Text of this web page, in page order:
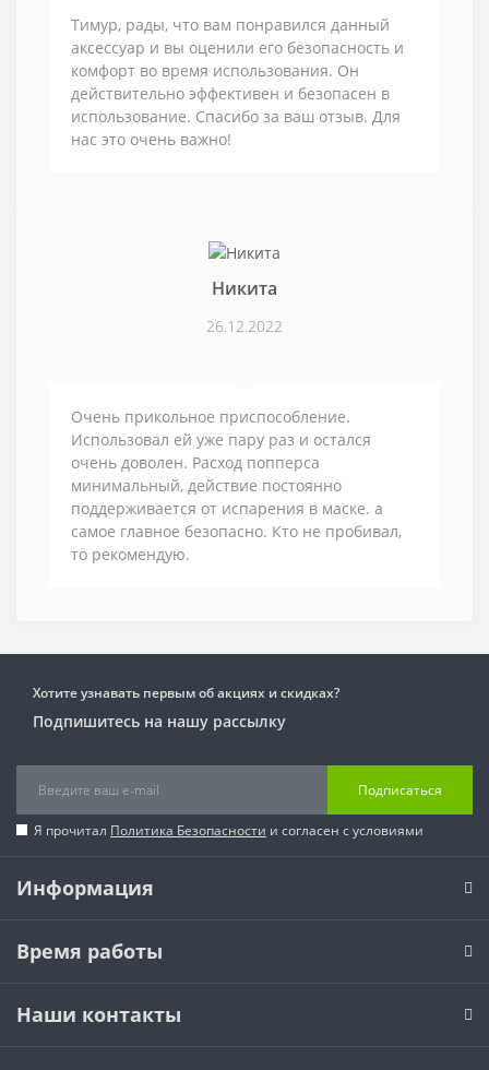
Тимур, рады, что вам понравился данный
аксессуар и вы оценили его безопасность и
комфорт во время использования. Он
действительно эффективен и безопасен в
использование. Спасибо за ваш отзыв. Для
нас это очень важно!
Никита
26.12.2022
Очень прикольное приспособление.
Использовал ей уже пару раз и остался
очень доволен. Расход попперса
минимальный, действие постоянно
поддерживается от испарения в маске. а
самое главное безопасно. Кто не пробивал,
то рекомендую.
Хотите узнавать первым об акциях и скидках?
Подпишитесь на нашу рассылку
Подписаться
Я прочитал Политика Безопасности и согласен с условиями
Информация
Время работы
Наши контакты